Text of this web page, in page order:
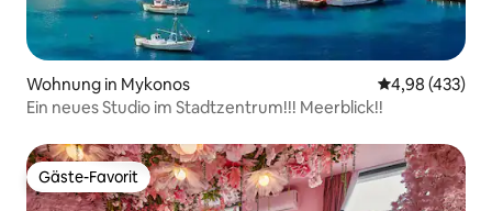
Wohnung in Mykonos
4,98 (433)
Ein neues Studio im Stadtzentrum!!! Meerblick!!
Gäste-Favorit
Gäste-Favorit